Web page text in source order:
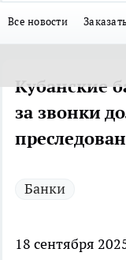
Все новости
Кубанские
за звонки
Банки
18 сентября